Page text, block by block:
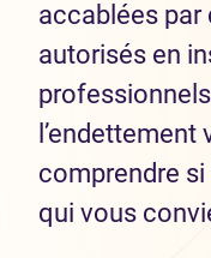
accablées par
autorisés en
comprendre
qui vous